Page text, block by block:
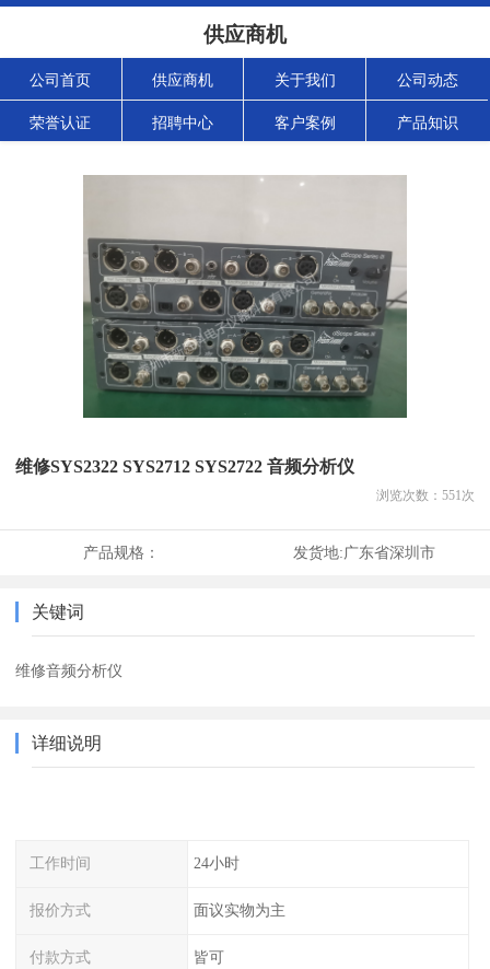
供应商机
公司首页 供应商机 关于我们 公司动态
荣誉认证 招聘中心 客户案例 产品知识
维修SYS2322 SYS2712 SYS2722 音频分析仪
浏览次数： 551次
产品规格： 发货地:广东省深圳市
关键词
维修音频分析仪
详细说明
工作时间 24小时
报价方式 面议实物为主
付款方式 皆可